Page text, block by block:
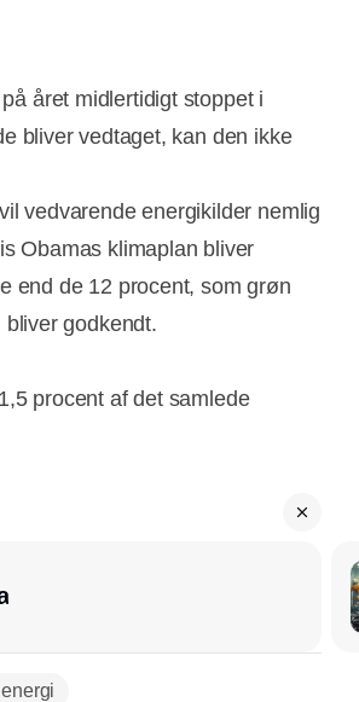
året midlertidigt stoppet i
bliver vedtaget, kan den ikke
vedvarende energikilder nemlig
Obamas klimaplan bliver
end de 12 procent, som grøn
godkendt.
procent af det samlede